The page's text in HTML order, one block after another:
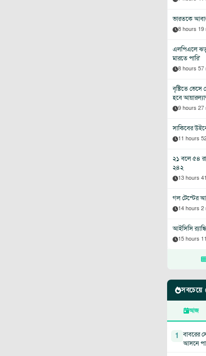
ভারতকে
8 hours 19
এলপিএলে ঝড়
মারতে পারি'
8 hours 57
বৃষ্টিতে ভেসে
হবে
9 hours 27
সাকিবের
11 hours
২১ বলে ৫৪
২৪২
13 hours
গল টেস্টের
14 hours 2
আইসিসি
15 hours
সবচেয়ে
আজ
1 বাবরের
আসনে